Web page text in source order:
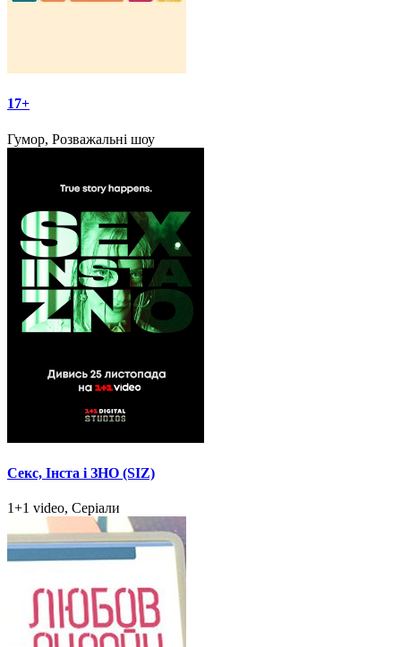
17+
Гумор, Розважальні шоу
Секс, Інста і ЗНО (SIZ)
1+1 video, Серіали